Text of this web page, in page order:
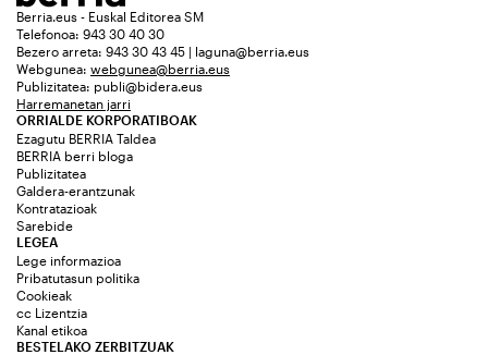
Berria.eus - Euskal Editorea SM
Telefonoa: 943 30 40 30
Bezero arreta: 943 30 43 45 | laguna@berria.eus
Webgunea: webgunea@berria.eus
Publizitatea: publi@bidera.eus
Harremanetan jarri
ORRIALDE KORPORATIBOAK
Ezagutu BERRIA Taldea
BERRIA berri bloga
Publizitatea
Galdera-erantzunak
Kontratazioak
Sarebide
LEGEA
Lege informazioa
Pribatutasun politika
Cookieak
cc Lizentzia
Kanal etikoa
BESTELAKO ZERBITZUAK